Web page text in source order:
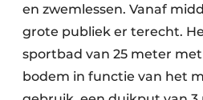
en zwemlessen. Vanaf
grote publiek er terecht.
sportbad van 25 meter
bodem in functie van het